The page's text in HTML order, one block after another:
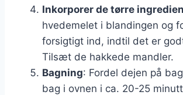
Inkorporer de tørre
hvedemelet i blandingen og
forsigtigt ind, indtil det er
Tilsæt de hakkede mandler.
Bagning: Fordel dejen på
bag i ovnen i ca. 20-25